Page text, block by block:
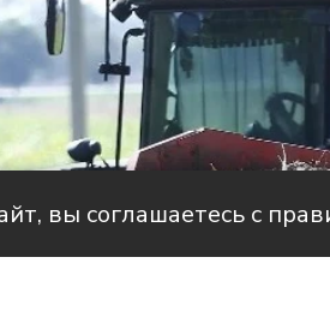
вы соглашаетесь с